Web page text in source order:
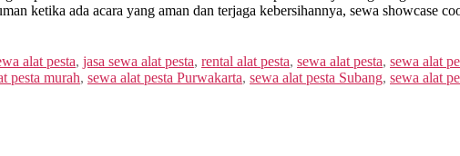
ketika ada acara yang aman dan terjaga kebersihannya, sewa showcase
alat pesta, jasa sewa alat pesta, rental alat pesta, sewa alat pesta, sewa alat
pesta murah, sewa alat pesta Purwakarta, sewa alat pesta Subang, sewa alat